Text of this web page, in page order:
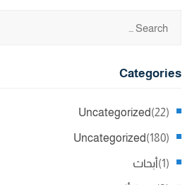
Categories
Uncategorized (22)
Uncategorized (180)
أبحاث (1)